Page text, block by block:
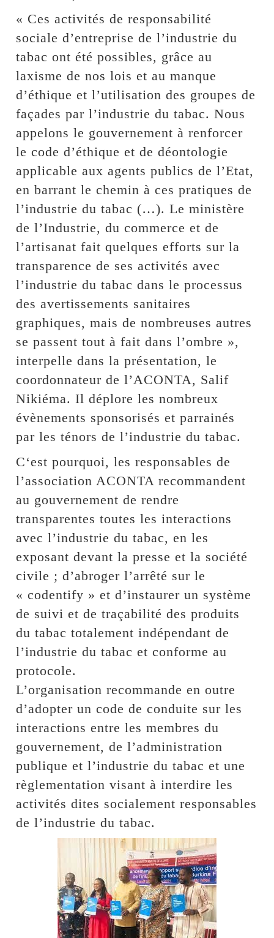
« Ces activités de responsabilité
sociale d’entreprise de l’industrie du
tabac ont été possibles, grâce au
laxisme de nos lois et au manque
d’éthique et l’utilisation des groupes de
façades par l’industrie du tabac. Nous
appelons le gouvernement à renforcer
le code d’éthique et de déontologie
applicable aux agents publics de l’Etat,
en barrant le chemin à ces pratiques de
l’industrie du tabac (…). Le ministère
de l’Industrie, du commerce et de
l’artisanat fait quelques efforts sur la
transparence de ses activités avec
l’industrie du tabac dans le processus
des avertissements sanitaires
graphiques, mais de nombreuses autres
se passent tout à fait dans l’ombre »,
interpelle dans la présentation, le
coordonnateur de l’ACONTA, Salif
Nikiéma. Il déplore les nombreux
évènements sponsorisés et parrainés
par les ténors de l’industrie du tabac.
C‘est pourquoi, les responsables de
l’association ACONTA recommandent
au gouvernement de rendre
transparentes toutes les interactions
avec l’industrie du tabac, en les
exposant devant la presse et la société
civile ; d’abroger l’arrêté sur le
« codentify » et d’instaurer un système
de suivi et de traçabilité des produits
du tabac totalement indépendant de
l’industrie du tabac et conforme au
protocole.
L’organisation recommande en outre
d’adopter un code de conduite sur les
interactions entre les membres du
gouvernement, de l’administration
publique et l’industrie du tabac et une
règlementation visant à interdire les
activités dites socialement responsables
de l’industrie du tabac.